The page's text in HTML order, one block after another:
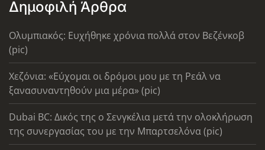
Δημοφιλή Άρθρα
Ολυμπιακός: Ευχήθηκε χρόνια πολλά στον Βεζένκοβ
(pic)
Χεζόνια: «Εύχομαι οι δρόμοι μου με τη Ρεάλ να
ξανασυναντηθούν μια μέρα» (pic)
Dubai BC: Δικός της ο Σενγκέλια μετά την ολοκλήρωση
της συνεργασίας του με την Μπαρτσελόνα (pic)